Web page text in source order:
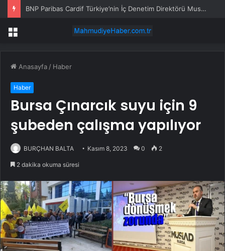
BNP Paribas Cardif Türkiye’nin İç Denetim Direktörü Mustafa Güneş oldu
Menü
Anasayfa / Haber
Haber
Bursa Çınarcık suyu için 9
şubeden çalışma yapılıyor
BURÇHAN BALTA Kasım 8, 2023 0 2
2 dakika okuma süresi